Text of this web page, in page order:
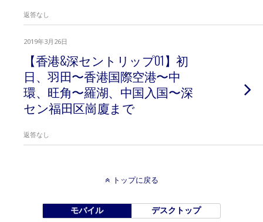
返答なし
2019年3月26日
【香港&深セントリップ01】初
日、羽田〜香港国際空港〜中
環、旺角〜羅湖、中国入国〜深
セン福田区崗廈まで
返答なし
トップに戻る
モバイル デスクトップ